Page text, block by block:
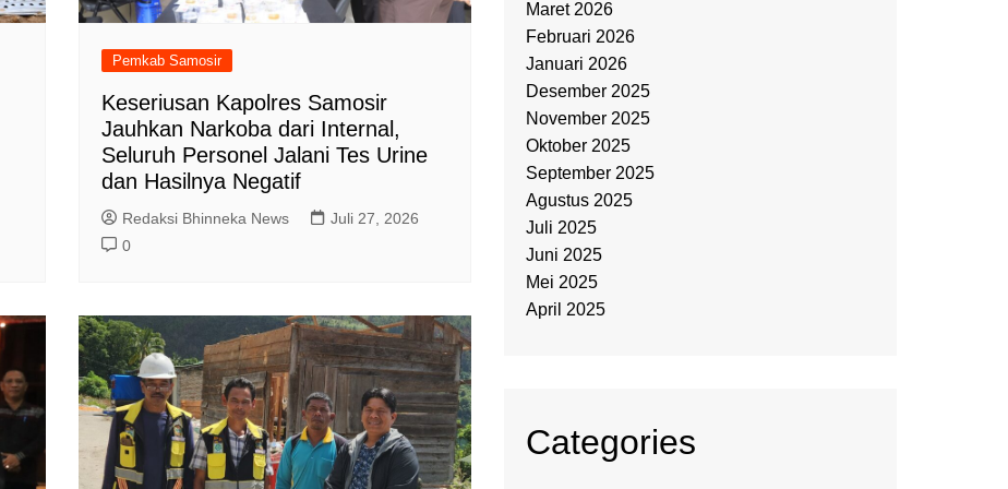
Pemkab Samosir
Keseriusan Kapolres Samosir
Jauhkan Narkoba dari Internal,
Seluruh Personel Jalani Tes Urine
dan Hasilnya Negatif
Redaksi Bhinneka News
Juli 27, 2026
0
Maret 2026
Februari 2026
Januari 2026
Desember 2025
November 2025
Oktober 2025
September 2025
Agustus 2025
Juli 2025
Juni 2025
Mei 2025
April 2025
Categories